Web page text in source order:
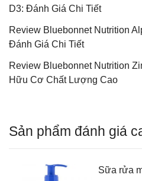
D3: Đánh Giá Chi Tiết
Review Bluebonnet Nutrition
Đánh Giá Chi Tiết
Review Bluebonnet Nutrition
Hữu Cơ Chất Lượng Cao
Sản phẩm đánh giá
Sữa rửa